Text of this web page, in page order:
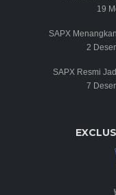
19
SAPX
2
SAPX Resmi
7